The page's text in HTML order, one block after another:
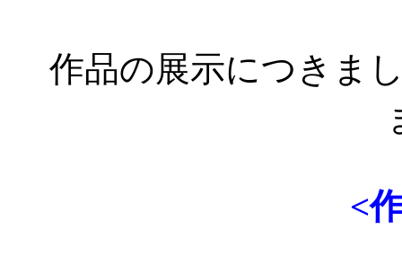
作品の展示につきま
<